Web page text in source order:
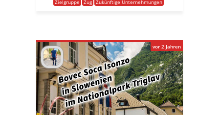
Zielgruppe
Zug Zukünftige Unternehmungen
vor 2 Jahren